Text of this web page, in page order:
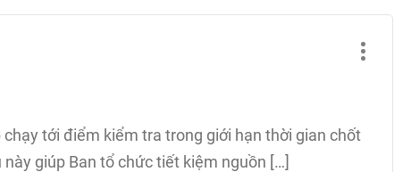
tới điểm kiểm tra trong giới hạn thời gian chốt
giúp Ban tổ chức tiết kiệm nguồn […]